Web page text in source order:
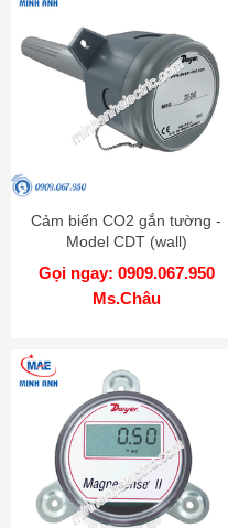
Cảm biến CO2 gắn tường -
Model CDT (wall)
Gọi ngay: 0909.067.950
Ms.Châu